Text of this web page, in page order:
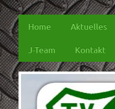
Home Aktuelles
J-Team Kontakt